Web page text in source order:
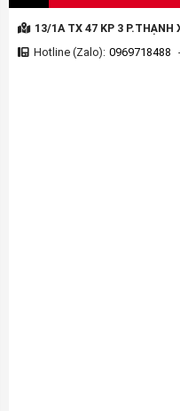
13/1A TX 47 KP 3 P.THẠNH
Hotline (Zalo): 0969718488